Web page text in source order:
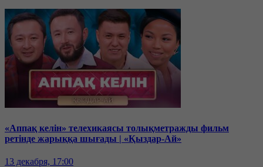
«Аппақ келін» телехикаясы толықметражды фильм
ретінде жарыққа шығады | «Қыздар-Ай»
13 декабря, 17:00